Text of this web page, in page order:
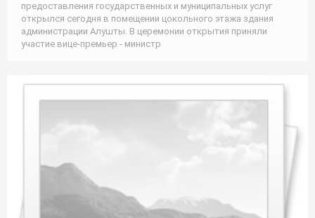
предоставления государственных и муниципальных услуг
открылся сегодня в помещении цокольного этажа здания
администрации Алушты. В церемонии открытия приняли
участие вице-премьер - министр